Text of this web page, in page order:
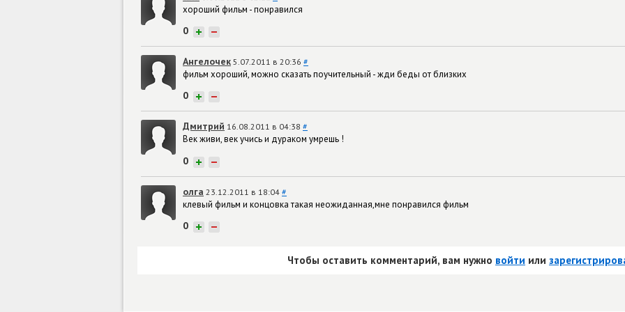
хороший фильм - понравился
0 + −
Ангелочек 5.07.2011 в 20:36 #
фильм хороший, можно сказать поучительный - жди беды от близких
0 + −
Дмитрий 16.08.2011 в 04:38 #
Век живи, век учись и дураком умрешь !
0 + −
олга 23.12.2011 в 18:04 #
клевый фильм и концовка такая неожиданная,мне понравился фильм
0 + −
Чтобы оставить комментарий, вам нужно войти или